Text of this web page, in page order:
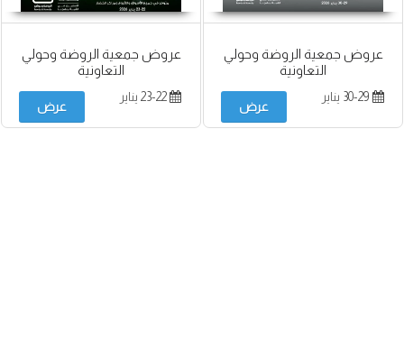
عروض جمعية الروضة وحولي
التعاونية
عرض
عروض جمعية الروضة وحولي
التعاونية
عرض